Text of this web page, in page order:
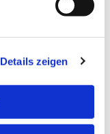
Details zeigen